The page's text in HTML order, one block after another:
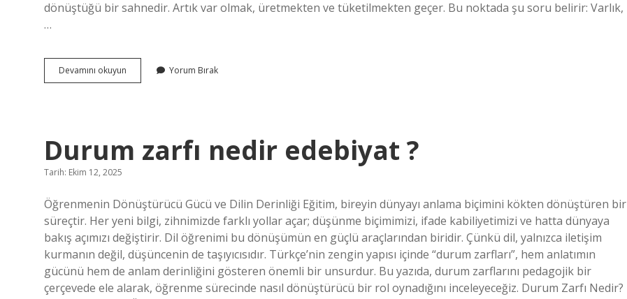
dönüştüğü bir sahnedir. Artık var olmak, üretmekten ve tüketilmekten geçer. Bu noktada şu soru belirir: Varlık,
…
Devamını okuyun
Market
Yorum Bırak
Durum zarfı nedir edebiyat ?
Tarih: Ekim 12, 2025
Öğrenmenin Dönüştürücü Gücü ve Dilin Derinliği Eğitim, bireyin dünyayı anlama biçimini kökten dönüştüren bir
süreçtir. Her yeni bilgi, zihnimizde farklı yollar açar; düşünme biçimimizi, ifade kabiliyetimizi ve hatta dünyaya
bakış açımızı değiştirir. Dil öğrenimi bu dönüşümün en güçlü araçlarından biridir. Çünkü dil, yalnızca iletişim
kurmanın değil, düşüncenin de taşıyıcısıdır. Türkçe’nin zengin yapısı içinde “durum zarfları”, hem anlatımın
gücünü hem de anlam derinliğini gösteren önemli bir unsurdur. Bu yazıda, durum zarflarını pedagojik bir
çerçevede ele alarak, öğrenme sürecinde nasıl dönüştürücü bir rol oynadığını inceleyeceğiz. Durum Zarfı Nedir?